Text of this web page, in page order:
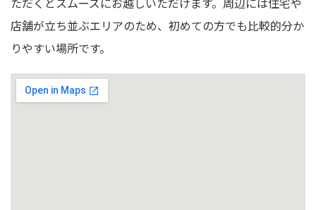
店舗が立ち並ぶエリアのため、初めての方でも比較的分か
りやすい場所です。